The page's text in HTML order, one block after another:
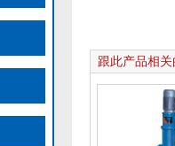
跟此产品相关